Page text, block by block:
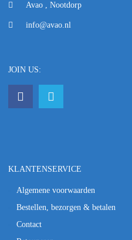
Avao , Nootdorp
info@avao.nl
JOIN US:
KLANTENSERVICE
Algemene voorwaarden
Bestellen, bezorgen & betalen
Contact